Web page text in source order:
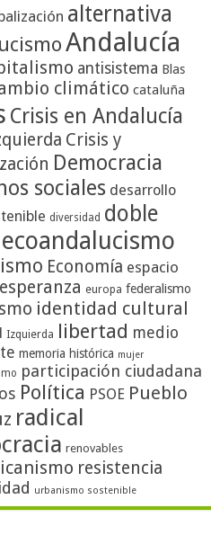
alternativa
Andalucía
antisistema Blas
climático cataluña
Crisis en Andalucía
Crisis y
Democracia
sociales desarrollo
diversidad doble
ecoandalucismo
Economía espacio
esperanza europa federalismo
identidad cultural
Izquierda libertad medio
memoria histórica mujer
participación ciudadana
Política PSOE Pueblo
radical
renovables
resistencia
urbanismo sostenible